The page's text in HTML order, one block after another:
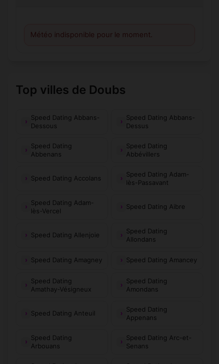
Météo indisponible pour le moment.
Top villes de Doubs
Speed Dating Abbans-
Dessous
Speed Dating Abbans-
Dessus
Speed Dating
Abbenans
Speed Dating
Abbévillers
Speed Dating Accolans
Speed Dating Adam-
lès-Passavant
Speed Dating Adam-
lès-Vercel
Speed Dating Aibre
Speed Dating Allenjoie
Speed Dating
Allondans
Speed Dating Amagney Speed Dating Amancey
Speed Dating
Amathay-Vésigneux
Speed Dating
Amondans
Speed Dating Anteuil
Speed Dating
Appenans
Speed Dating
Arbouans
Speed Dating Arc-et-
Senans